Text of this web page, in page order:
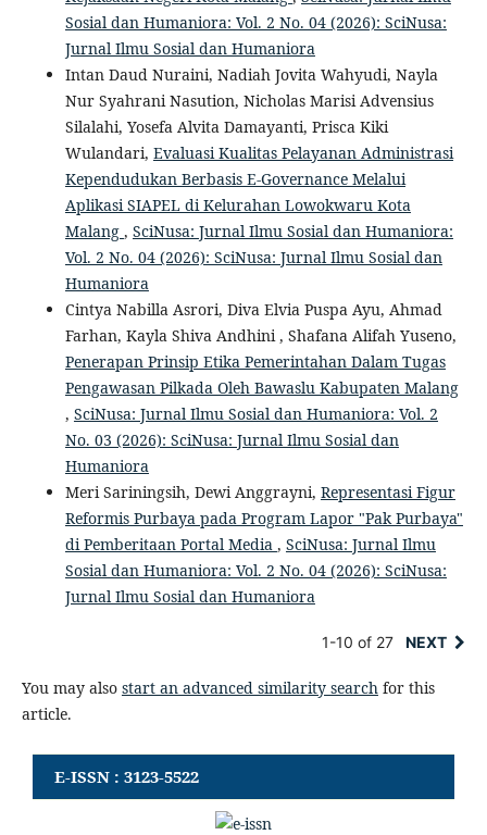
Sosial dan Humaniora: Vol. 2 No. 04 (2026): SciNusa:
Jurnal Ilmu Sosial dan Humaniora
Intan Daud Nuraini, Nadiah Jovita Wahyudi, Nayla
Nur Syahrani Nasution, Nicholas Marisi Advensius
Silalahi, Yosefa Alvita Damayanti, Prisca Kiki
Wulandari, Evaluasi Kualitas Pelayanan Administrasi
Kependudukan Berbasis E-Governance Melalui
Aplikasi SIAPEL di Kelurahan Lowokwaru Kota
Malang , SciNusa: Jurnal Ilmu Sosial dan Humaniora:
Vol. 2 No. 04 (2026): SciNusa: Jurnal Ilmu Sosial dan
Humaniora
Cintya Nabilla Asrori, Diva Elvia Puspa Ayu, Ahmad
Farhan, Kayla Shiva Andhini , Shafana Alifah Yuseno,
Penerapan Prinsip Etika Pemerintahan Dalam Tugas
Pengawasan Pilkada Oleh Bawaslu Kabupaten Malang
, SciNusa: Jurnal Ilmu Sosial dan Humaniora: Vol. 2
No. 03 (2026): SciNusa: Jurnal Ilmu Sosial dan
Humaniora
Meri Sariningsih, Dewi Anggrayni, Representasi Figur
Reformis Purbaya pada Program Lapor "Pak Purbaya"
di Pemberitaan Portal Media , SciNusa: Jurnal Ilmu
Sosial dan Humaniora: Vol. 2 No. 04 (2026): SciNusa:
Jurnal Ilmu Sosial dan Humaniora
1-10 of 27 NEXT
You may also start an advanced similarity searchfor this
article.
E-ISSN : 3123-5522